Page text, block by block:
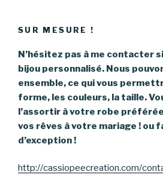
SUR MESURE !
N’hésitez pas à me contacter
bijou personnalisé. Nous
ensemble, ce qui vous
forme, les couleurs, la taille.
l’assortir à votre robe
vos rêves à votre mariage ! ou
d’exception !
http://cassiopeecreation.com/